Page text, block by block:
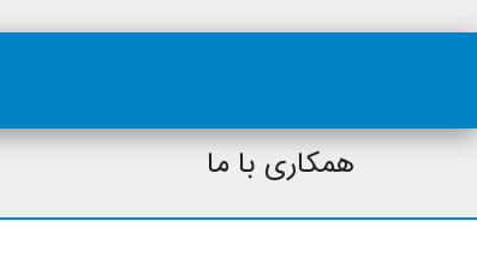
همکاری با ما